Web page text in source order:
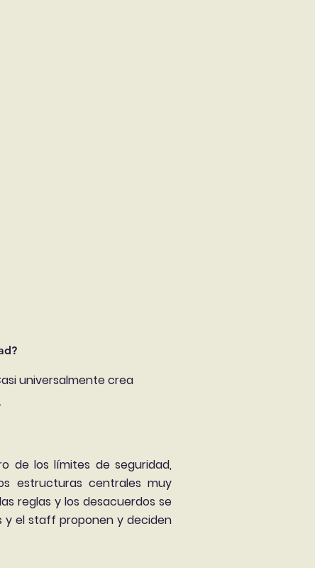
de los límites de seguridad,
estructuras centrales muy
reglas y los desacuerdos se
y el staff proponen y deciden
universalmente crea